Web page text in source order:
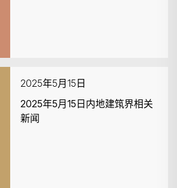
2025年5月15日
2025年5月15日内地建筑界相关
新闻